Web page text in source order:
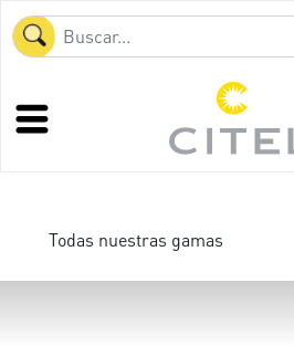
Todas nuestras gamas